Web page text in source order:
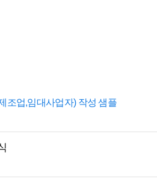
조업,임대사업자) 작성 샘플